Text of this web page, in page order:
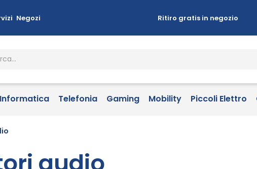
Negozi Ritiro gratis in negozio
Informatica Telefonia Gaming Mobility Piccoli Elettro